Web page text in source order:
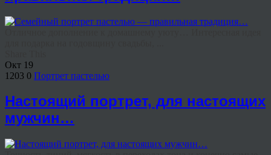
Окт 19
1203 0 Портрет пастелью
Настоящий портрет, для настоящих
мужчин…